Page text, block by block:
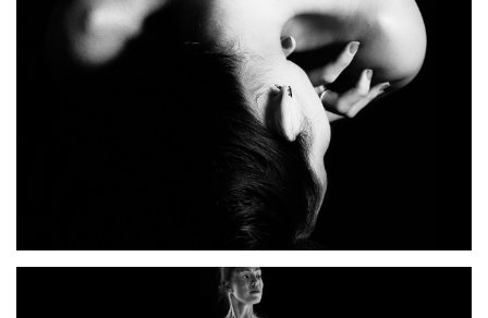
FERMENTUM